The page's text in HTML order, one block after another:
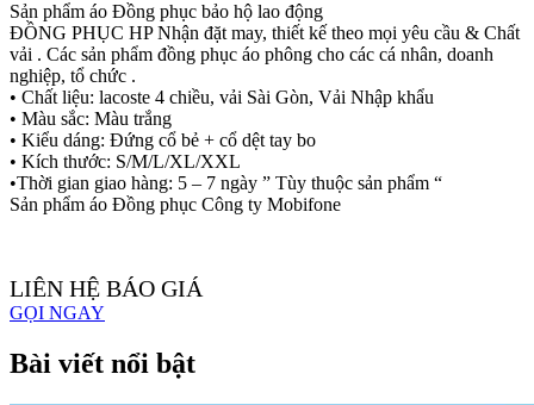
Sản phẩm áo Đồng phục bảo hộ lao động
ĐỒNG PHỤC HP Nhận đặt may, thiết kế theo mọi yêu cầu & Chất
vải . Các sản phẩm đồng phục áo phông cho các cá nhân, doanh
nghiệp, tổ chức .
• Chất liệu: lacoste 4 chiều, vải Sài Gòn, Vải Nhập khẩu
• Màu sắc: Màu trắng
• Kiểu dáng: Đứng cổ bẻ + cổ dệt tay bo
• Kích thước: S/M/L/XL/XXL
•Thời gian giao hàng: 5 – 7 ngày ” Tùy thuộc sản phẩm “
Sản phẩm áo Đồng phục Công ty Mobifone
LIÊN HỆ BÁO GIÁ
GỌI NGAY
Bài viết nổi bật